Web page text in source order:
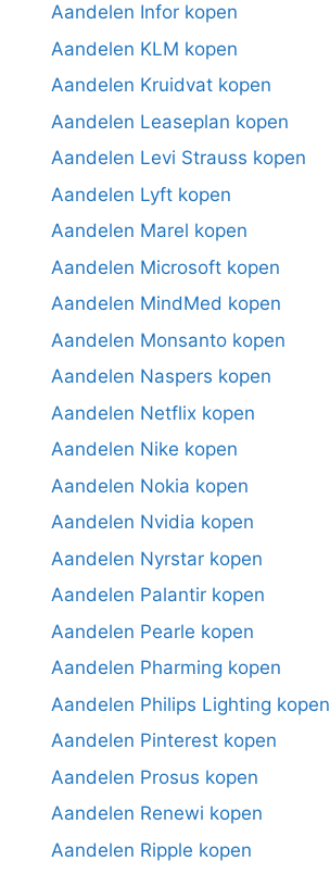
Aandelen Infor kopen
Aandelen KLM kopen
Aandelen Kruidvat kopen
Aandelen Leaseplan kopen
Aandelen Levi Strauss kopen
Aandelen Lyft kopen
Aandelen Marel kopen
Aandelen Microsoft kopen
Aandelen MindMed kopen
Aandelen Monsanto kopen
Aandelen Naspers kopen
Aandelen Netflix kopen
Aandelen Nike kopen
Aandelen Nokia kopen
Aandelen Nvidia kopen
Aandelen Nyrstar kopen
Aandelen Palantir kopen
Aandelen Pearle kopen
Aandelen Pharming kopen
Aandelen Philips Lighting kopen
Aandelen Pinterest kopen
Aandelen Prosus kopen
Aandelen Renewi kopen
Aandelen Ripple kopen